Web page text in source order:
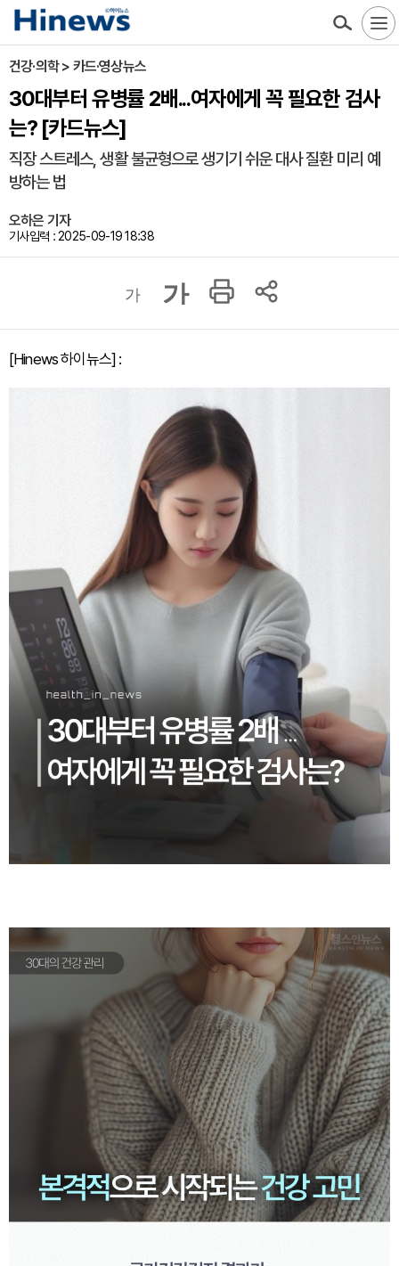
건강·의학 > 카드·영상뉴스
30대부터 유병률 2배...여자에게 꼭 필요한 검사
는? [카드뉴스]
직장 스트레스, 생활 불균형으로 생기기 쉬운 대사 질환 미리 예
방하는 법
오하은 기자
기사입력 : 2025-09-19 18:38
가 가
[Hinews 하이뉴스] :